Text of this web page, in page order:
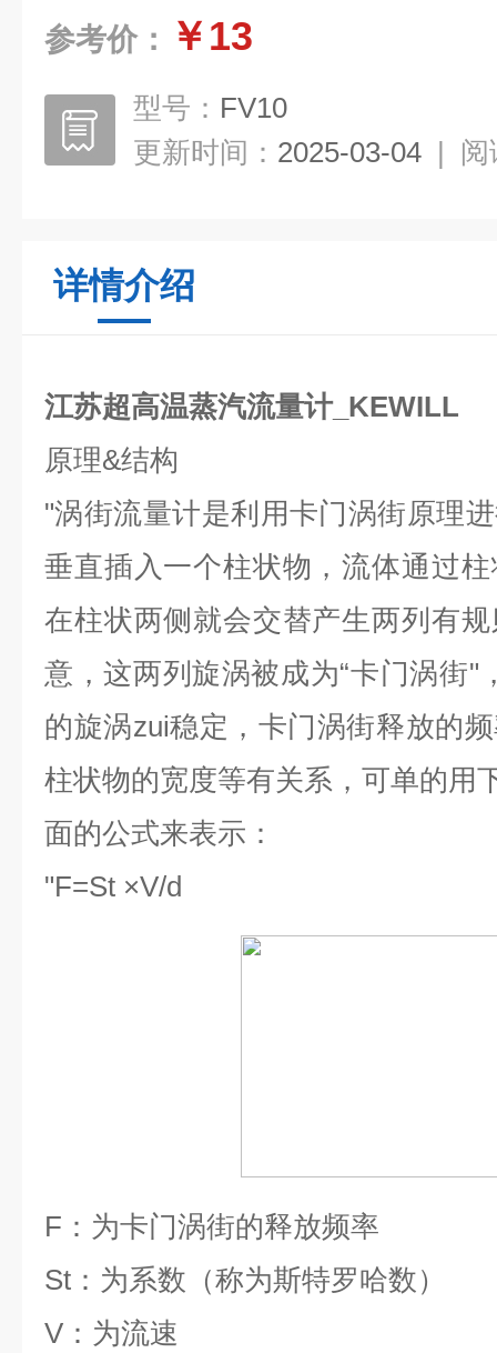
参考价： ￥13
型号： FV10
更新时间： 2025-03-04 | 阅
详情介绍
江苏超高温蒸汽流量计_KEWILL
原理&结构
"涡街流量计是利用卡门涡街原理
垂直插入一个柱状物，流体通过
在柱状两侧就会交替产生两列有
意，这两列旋涡被成为“卡门涡街"
的旋涡zui稳定，卡门涡街释放的
柱状物的宽度等有关系，可单的用
面的公式来表示：
"F=St ×V/d
F ：为卡门涡街的释放频率
St ：为系数（称为斯特罗哈数）
V ：为流速